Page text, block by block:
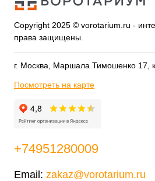
Copyright 2025 © vorotarium.ru -
права защищены.
г. Москва, Маршала Тимошенко 17,
Посмотреть на карте
+74951280009
Email: zakaz@vorotarium.ru